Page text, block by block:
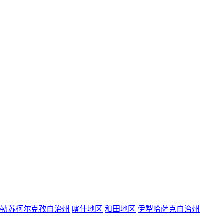
苏柯尔克孜自治州 喀什地区 和田地区 伊犁哈萨克自治州